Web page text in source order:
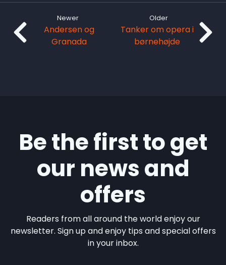
Newer
Andersen og
Granada
Older
Tanker om opera i
børnehøjde
Be the first to get
our news and
offers
Readers from all around the world enjoy our
newsletter. Sign up and enjoy tips and special offers
in your inbox.